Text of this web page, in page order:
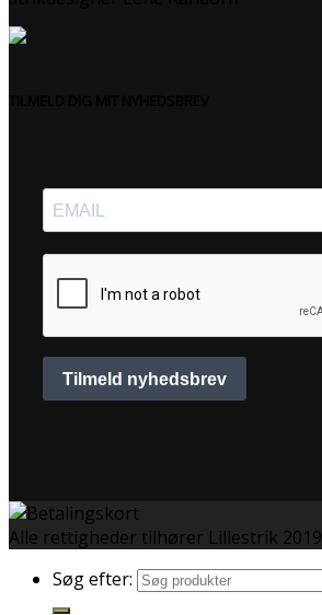
Alle rettigheder tilhører Lillestrik 2019
Søg efter: